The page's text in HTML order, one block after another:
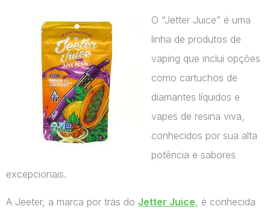
O “Jetter Juice” é uma
linha de produtos de
vaping que inclui opções
como cartuchos de
diamantes líquidos e
vapes de resina viva,
conhecidos por sua alta
potência e sabores
excepcionais.
A Jeeter, a marca por trás do Jetter Juice, é conhecida